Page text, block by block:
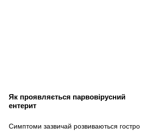
Як проявляється парвовірусний
ентерит
Симптоми зазвичай розвиваються гостро